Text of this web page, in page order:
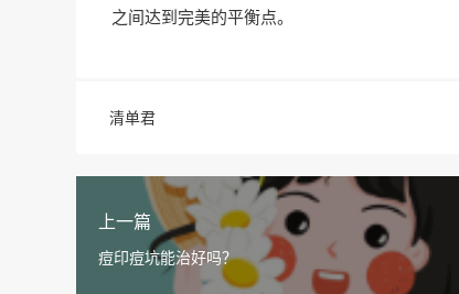
之间达到完美的平衡点。
清单君
上一篇
痘印痘坑能治好吗？